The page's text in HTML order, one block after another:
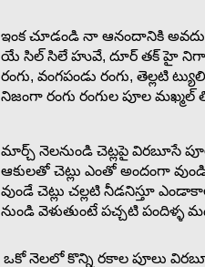
ఇంక చూడండి నా ఆనందానికి
యే సిల్ సిలే హువే, దూర్ తక్ హై
రంగు, వంగపండు రంగు, తెల్లటి
నిజంగా రంగు రంగుల పూల
మార్చ్ నెలనుండి చెట్లపై విరబూసే
ఆకులతో చెట్లు ఎంతో అందంగా
వుండే చెట్లు చల్లటి నీడనిస్తూ
నుండి వెళుతుంటే పచ్చటి పందిళ్ళ
ఒకో నెలలో కొన్ని రకాల పూలు